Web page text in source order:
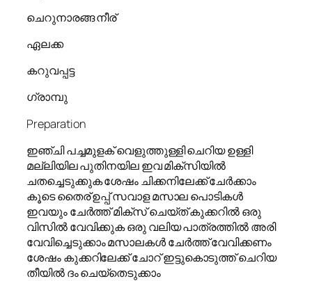
ചെറുനാരങ്ങ നീര്
ഏലക്ക
കറുവപ്പട്ട
ഗ്രാമ്പു
Preparation
ഇഞ്ചി പച്ചമുളക് വെളുത്തുള്ളി ചെറിയ ഉള്ളി
മല്ലിയില പുതിനയില ഇവ മിക്സിയിൽ
ചതച്ചെടുക്കുക ശേഷം ചിക്കനിലേക്ക് ചേർക്കാം
കൂടെ തൈര് ഉപ്പ് സവാള മസാല പൊടികൾ
ഇവയും ചേർത്ത് മിക്സ് ചെയ്ത് കുക്കറിൽ ഒരു
വിസിൽ വേവിക്കുക ഒരു വലിയ പാത്രത്തിൽ അരി
വേവിച്ചെടുക്കാം മസാലകൾ ചേർത്ത് വേവിക്കണം
ശേഷം കുക്കറിലേക്ക് ചോറ് ഇട്ടുകൊടുത്ത് ചെറിയ
തീയിൽ ദം ചെയ്തെടുക്കാം